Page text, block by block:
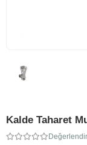
Kalde Taharet